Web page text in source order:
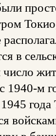
в
1940-м